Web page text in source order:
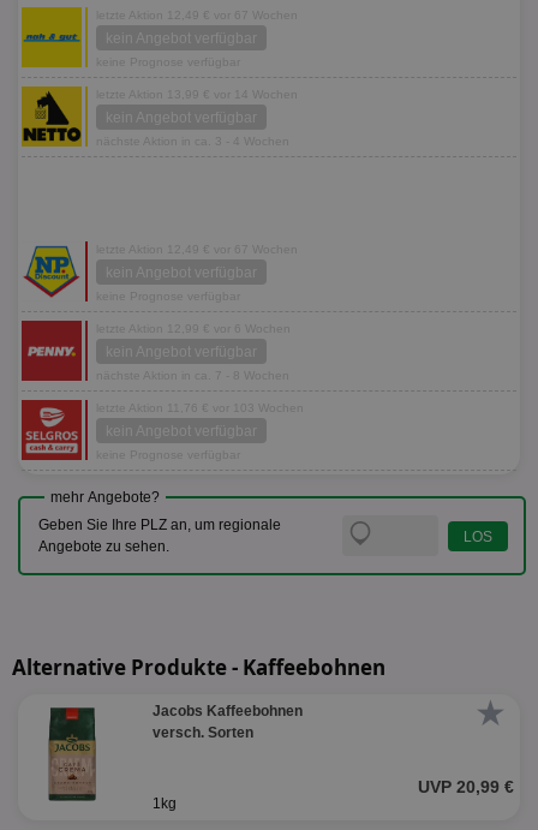
letzte Aktion 12,49 € vor 67 Wochen
kein Angebot verfügbar
keine Prognose verfügbar
letzte Aktion 13,99 € vor 14 Wochen
kein Angebot verfügbar
nächste Aktion in ca. 3 - 4 Wochen
letzte Aktion 12,49 € vor 67 Wochen
kein Angebot verfügbar
keine Prognose verfügbar
letzte Aktion 12,99 € vor 6 Wochen
kein Angebot verfügbar
nächste Aktion in ca. 7 - 8 Wochen
letzte Aktion 11,76 € vor 103 Wochen
kein Angebot verfügbar
keine Prognose verfügbar
mehr Angebote?
Geben Sie Ihre PLZ an, um regionale
Angebote zu sehen.
Alternative Produkte - Kaffeebohnen
★
Jacobs Kaffeebohnen
versch. Sorten
UVP 20,99 €
1kg